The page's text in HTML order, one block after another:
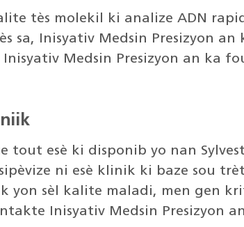
tès molekil ki analize ADN
sa, Inisyativ Medsin Presizyon
Medsin Presizyon an ka
tout esè ki disponib yo nan
ni esè klinik ki baze sou
yon sèl kalite maladi, men gen
Inisyativ Medsin Presizyon